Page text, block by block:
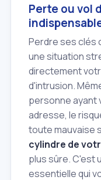
Perte ou vol
Perdre ses clés
une situation
directement
d'intrusion.
personne ayant
adresse, le
toute mauvaise
cylindre de
plus sûre. C'est
essentielle qui